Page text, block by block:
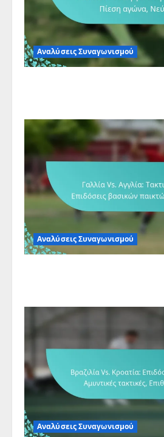
Αναλύσεις Συναγωνισμού
Αναλύσεις Συναγωνισμού
Αναλύσεις Συναγωνισμού